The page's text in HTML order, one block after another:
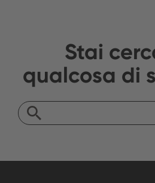
Stai
qualcosa di